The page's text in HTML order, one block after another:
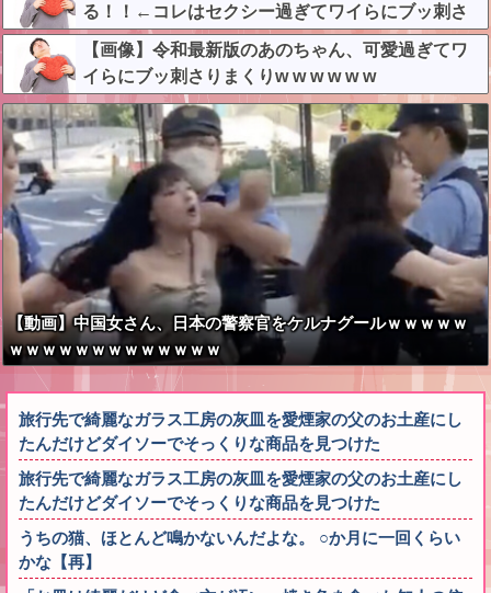
る！！←コレはセクシー過ぎてワイらにブッ刺さ
りまくりw w w w w w w w w
【画像】令和最新版のあのちゃん、可愛過ぎてワ
イらにブッ刺さりまくりw w w w w w
【動画】中国女さん、日本の警察官をケルナグールｗｗｗｗｗ
ｗｗｗｗｗｗｗｗｗｗｗｗｗ
旅行先で綺麗なガラス工房の灰皿を愛煙家の父のお土産にし
たんだけどダイソーでそっくりな商品を見つけた
旅行先で綺麗なガラス工房の灰皿を愛煙家の父のお土産にし
たんだけどダイソーでそっくりな商品を見つけた
うちの猫、ほとんど鳴かないんだよな。 ○か月に一回くらい
かな【再】